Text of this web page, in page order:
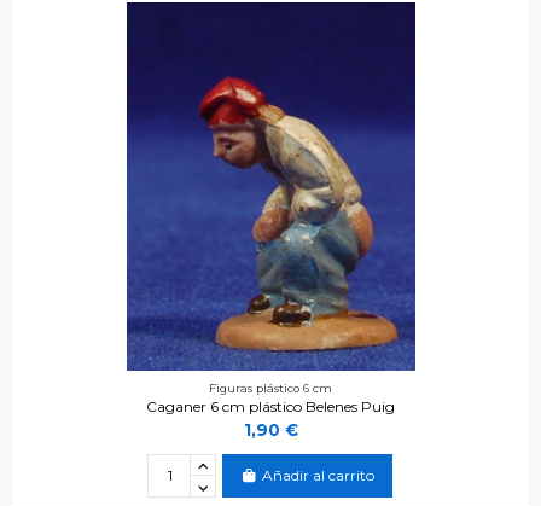
Figuras plástico 6 cm
Caganer 6 cm plástico Belenes Puig
1,90 €
Añadir al carrito